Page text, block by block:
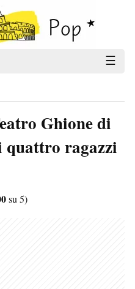
☰
Ghione di
quattro ragazzi
su 5)